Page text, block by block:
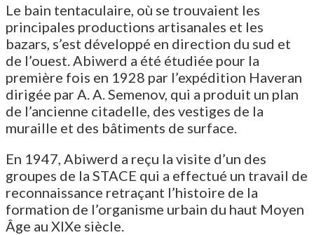
Le bain tentaculaire, où se trouvaient les
principales productions artisanales et les
bazars, s’est développé en direction du sud et
de l’ouest. Abiwerd a été étudiée pour la
première fois en 1928 par l’expédition Haveran
dirigée par A. A. Semenov, qui a produit un plan
de l’ancienne citadelle, des vestiges de la
muraille et des bâtiments de surface.
En 1947, Abiwerd a reçu la visite d’un des
groupes de la STACE qui a effectué un travail de
reconnaissance retraçant l’histoire de la
formation de l’organisme urbain du haut Moyen
Âge au XIXe siècle.